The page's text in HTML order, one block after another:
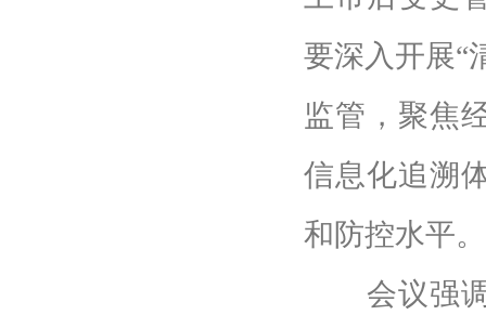
要深入开展“
监管，聚焦
信息化追溯
和防控水平。
会议强调